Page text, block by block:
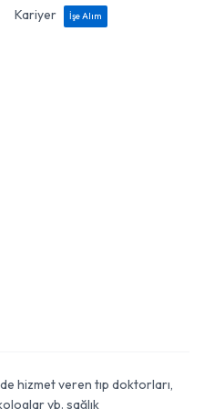
Kariyer İşe Alım
hizmet veren tıp doktorları,
vb. sağlık